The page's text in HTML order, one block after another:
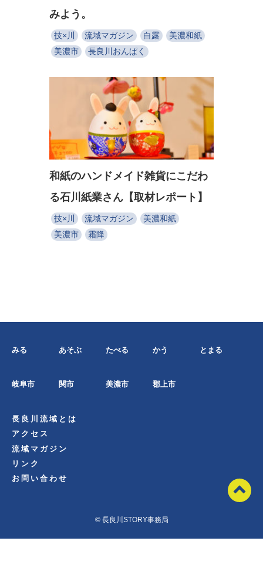
みよう。
技×川 流域マガジン 白露
美濃和紙
美濃市
長良川おんぱく
和紙のハンドメイド雑貨にこだわ
る石川紙業さん【取材レポート】
技×川 流域マガジン
美濃和紙
美濃市
霜降
みる あそぶ たべる かう とまる
岐阜市 関市 美濃市 郡上市
長良川流域とは
アクセス
流域マガジン
リンク
お問い合わせ
© 長良川STORY事務局